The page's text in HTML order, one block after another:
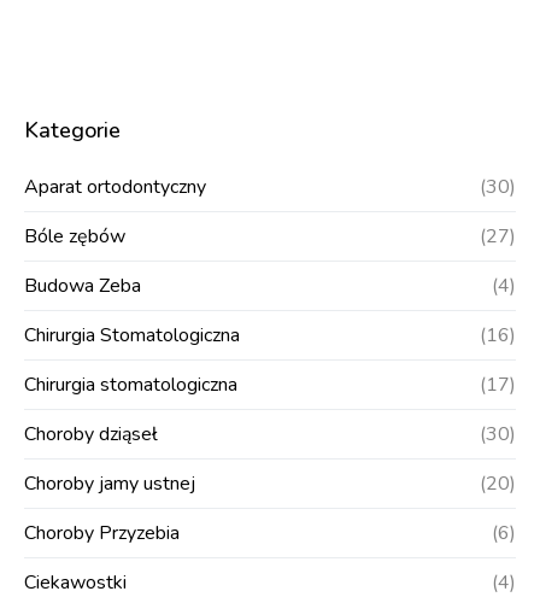
Kategorie
Aparat ortodontyczny
(30)
Bóle zębów
(27)
Budowa Zeba
(4)
Chirurgia Stomatologiczna
(16)
Chirurgia stomatologiczna
(17)
Choroby dziąseł
(30)
Choroby jamy ustnej
(20)
Choroby Przyzebia
(6)
Ciekawostki
(4)